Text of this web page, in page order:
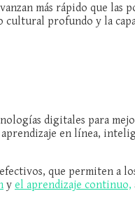
más rápido que las
cultural profundo y la
digitales para
en línea,
que permiten a
y el aprendizaje continuo,